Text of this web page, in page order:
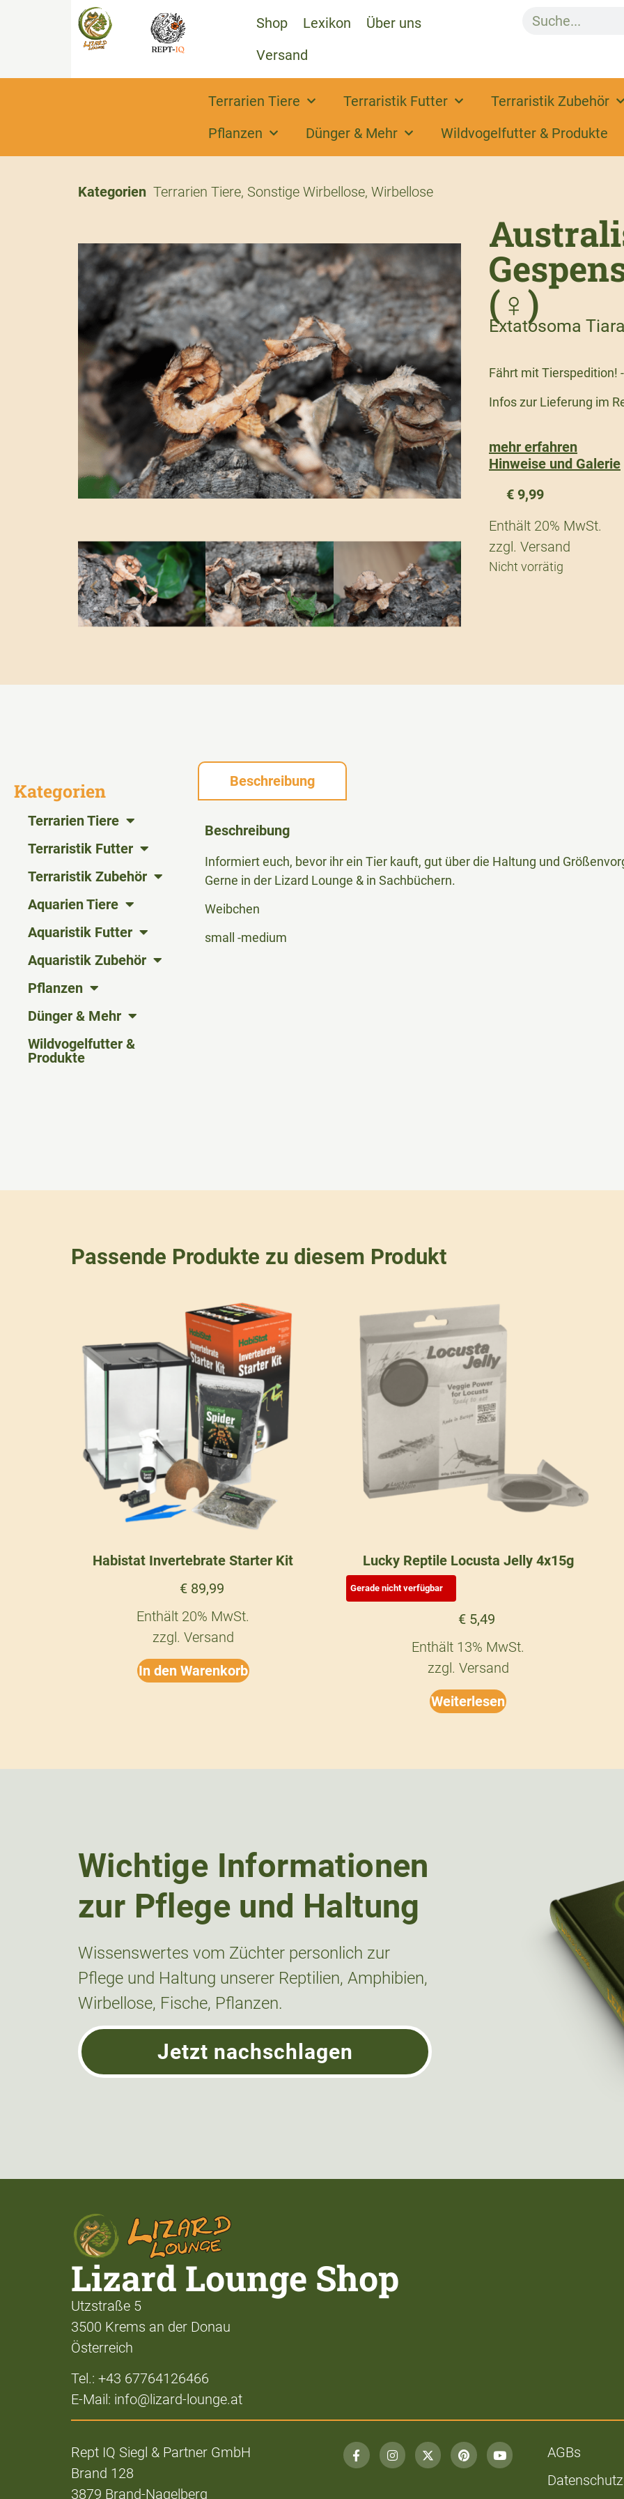
Shop Lexikon
Über uns
Versand
Terrarien Tiere Terraristik Futter Terraristik Zubehör
Pflanzen
Dünger & Mehr Wildvogelfutter & Produkte
Kategorien Terrarien Tiere, Sonstige Wirbellose, Wirbellose
(♀)
Extatosoma
Fährt mit Tierspedition!
Infos zur Lieferung im
mehr erfahren
Hinweise und Galerie
€ 9,99
Enthält 20% MwSt.
zzgl. Versand
Nicht vorrätig
Kategorien
Terrarien Tiere
Terraristik Futter
Terraristik Zubehör
Aquarien Tiere
Aquaristik Futter
Aquaristik Zubehör
Pflanzen
Dünger & Mehr
Wildvogelfutter &
Produkte
Beschreibung
Beschreibung
Informiert euch, bevor ihr ein Tier kauft, gut über die Haltung und
Gerne in der Lizard Lounge & in Sachbüchern.
Weibchen
small -medium
Passende Produkte zu diesem Produkt
Habistat Invertebrate Starter Kit
€89,99
Enthält 20% MwSt.
zzgl. Versand
In den Warenkorb
Lucky Reptile Locusta Jelly 4x15g
€ 5,49
Enthält 13% MwSt.
zzgl. Versand
Weiterlesen
Wichtige Informationen
zur Pflege und Haltung
Wissenswertes vom Züchter personlich zur
Pflege und Haltung unserer Reptilien, Amphibien,
Wirbellose, Fische, Pflanzen.
Jetzt nachschlagen
Lizard Lounge Shop
Utzstraße 5
3500 Krems an der Donau
Österreich
Tel.: +43 67764126466
E-Mail: info@lizard-lounge.at
Rept IQ Siegl & Partner GmbH
Brand 128
3879 Brand-Nagelberg
AGBs
Datenschutz